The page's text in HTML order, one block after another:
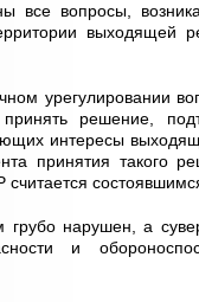
все вопросы,
выходящей
урегулировании
решение,
интересы
принятия такого
нарушен, а
и